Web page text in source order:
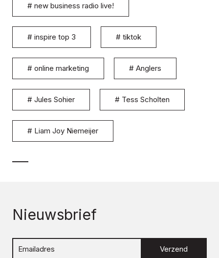
# new business radio live!
# inspire top 3 # tiktok
# online marketing # Anglers
# Jules Sohier # Tess Scholten
# Liam Joy Niemeijer
Nieuwsbrief
Verzend